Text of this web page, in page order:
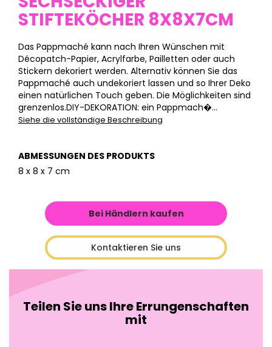
STIFTEKÖCHER 8X8X7CM
Das Pappmaché kann nach Ihren Wünschen mit
Décopatch-Papier, Acrylfarbe, Pailletten oder auch
Stickern dekoriert werden. Alternativ können Sie das
Pappmaché auch undekoriert lassen und so Ihrer Deko
einen natürlichen Touch geben. Die Möglichkeiten sind
grenzenlos.DIY-DEKORATION: ein Pappmach�...
Siehe die vollständige Beschreibung
ABMESSUNGEN DES PRODUKTS
8 x 8 x 7 cm
Bei Händlern kaufen
Kontaktieren Sie uns
Teilen Sie uns Ihre Errungenschaften
mit